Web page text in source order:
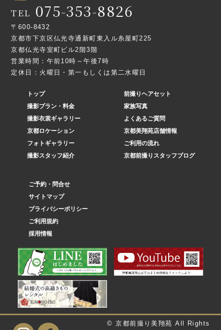
TEL 075-353-8826
〒600-8432
京都市下京区仏光寺通新町東入ル糸屋町225
京都仏光寺室町ビル2階3階
営業時間：午前10時～午後7時
定休日：火曜日・第一もしくは第二水曜日
トップ
撮影プラン・料金
撮影衣裳ギャラリー
京都ロケーション
フォトギャラリー
撮影スタッフ紹介
前撮りヘアセット
家族写真
よくあるご質問
京都美翔苑店舗情報
ご利用の流れ
京都前撮りスタッフブログ
ご予約・問合せ
サイトマップ
プライバシーポリシー
ご利用規約
採用情報
© 京都前撮り美翔苑 All Rights